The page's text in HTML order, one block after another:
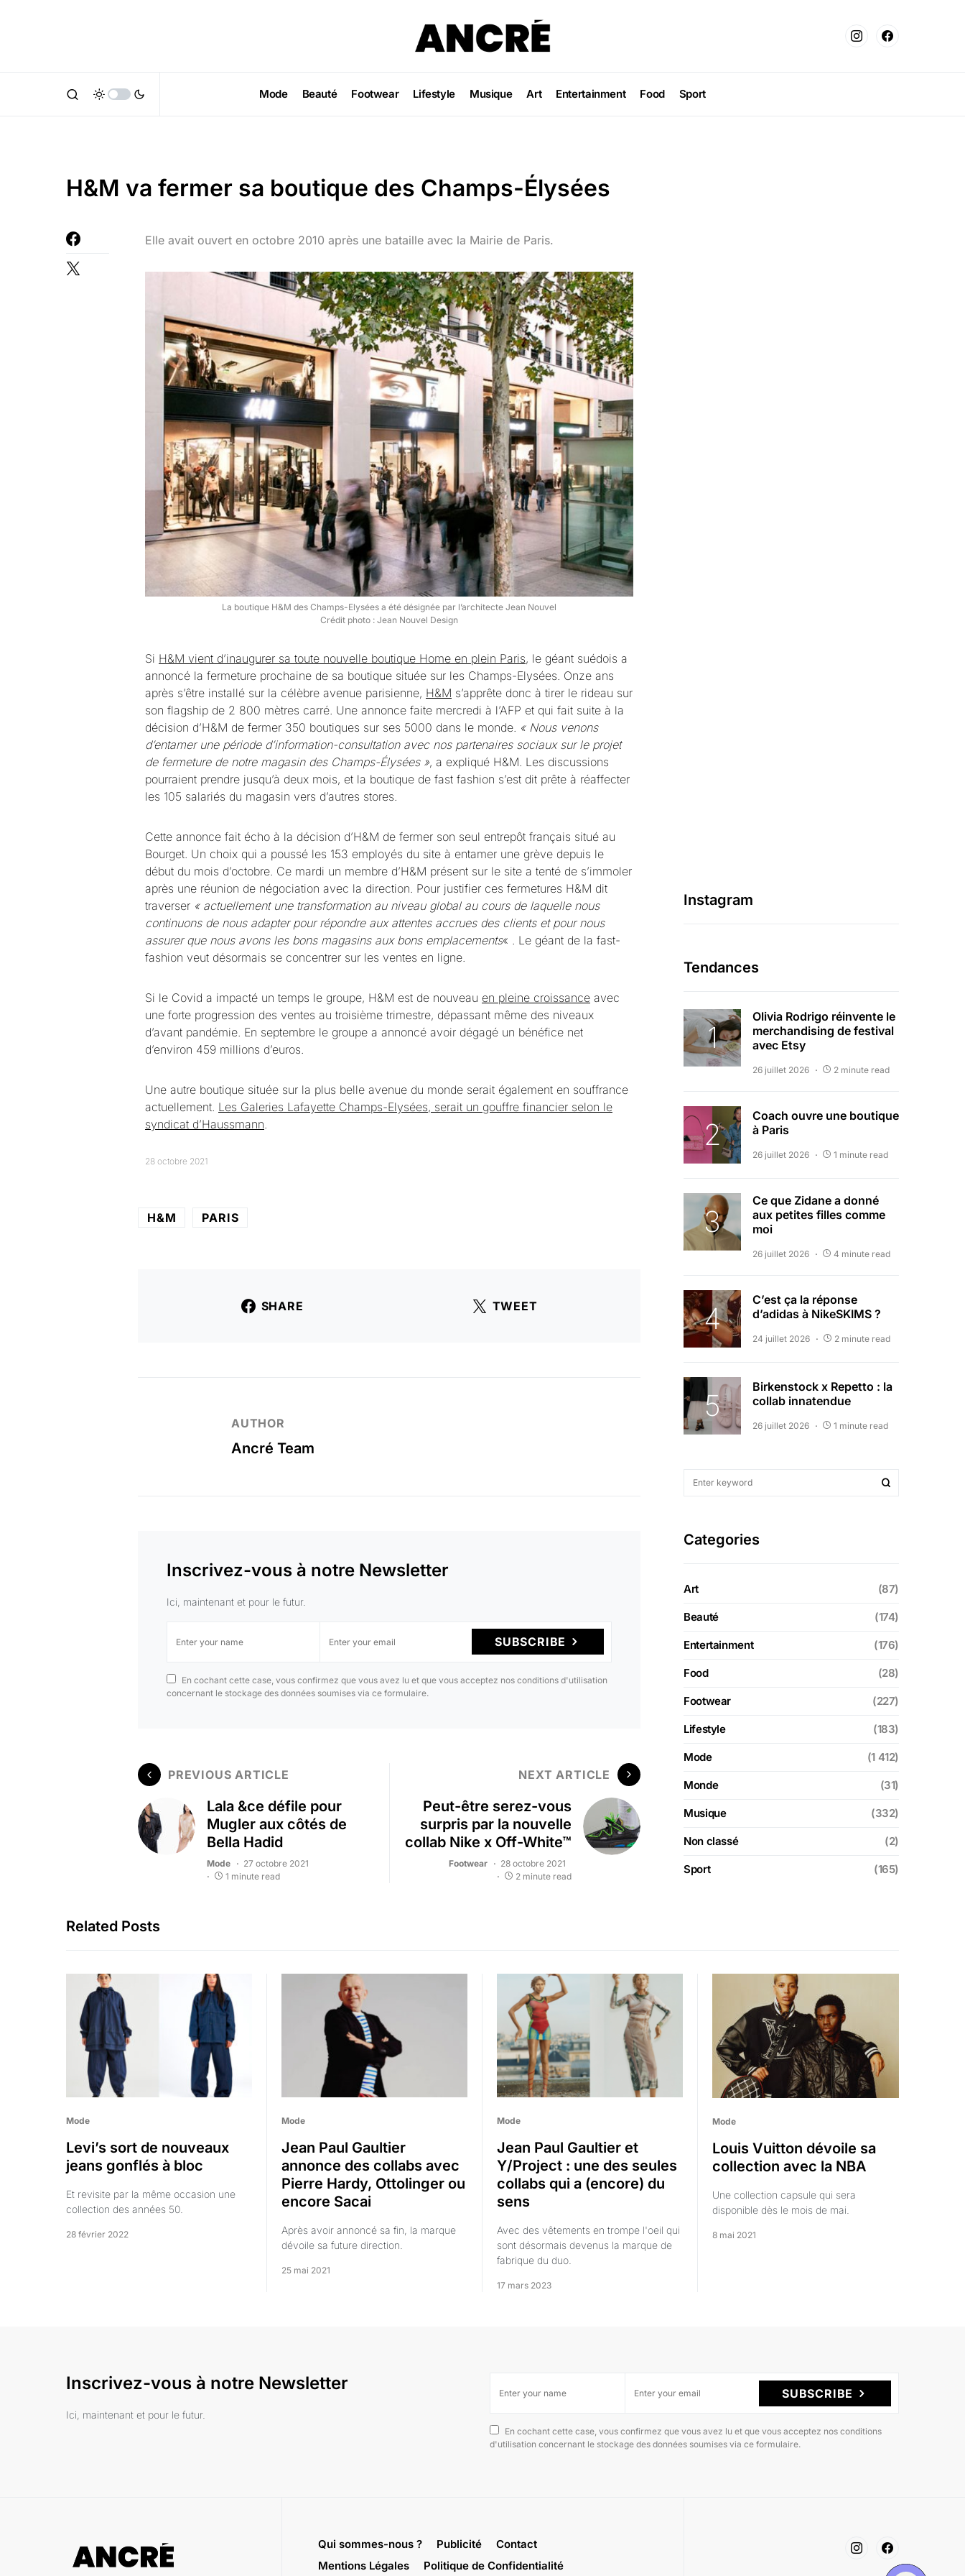
Mode Beauté Footwear Lifestyle Musique Art Entertainment Food Sport
H&M va fermer sa boutique des Champs-Élysées
Elle avait ouvert en octobre 2010 après une bataille avec la Mairie de Paris.
La boutique H&M des Champs-Elysées a été désignée par l’architecte Jean Nouvel
Crédit photo : Jean Nouvel Design
Si H&M vient d’inaugurer sa toute nouvelle boutique Home en plein Paris, le géant suédois a
annoncé la fermeture prochaine de sa boutique située sur les Champs-Elysées. Onze ans
après s’être installé sur la célèbre avenue parisienne, H&M s’apprête donc à tirer le rideau sur
son flagship de 2 800 mètres carré. Une annonce faite mercredi à l’AFP et qui fait suite à la
décision d’H&M de fermer 350 boutiques sur ses 5000 dans le monde. « Nous venons
d’entamer une période d’information-consultation avec nos partenaires sociaux sur le projet
de fermeture de notre magasin des Champs-Élysées », a expliqué H&M. Les discussions
pourraient prendre jusqu’à deux mois, et la boutique de fast fashion s’est dit prête à réaffecter
les 105 salariés du magasin vers d’autres stores.
Cette annonce fait écho à la décision d’H&M de fermer son seul entrepôt français situé au
Bourget. Un choix qui a poussé les 153 employés du site à entamer une grève depuis le
début du mois d’octobre. Ce mardi un membre d’H&M présent sur le site a tenté de s’immoler
après une réunion de négociation avec la direction. Pour justifier ces fermetures H&M dit
traverser « actuellement une transformation au niveau global au cours de laquelle nous
continuons de nous adapter pour répondre aux attentes accrues des clients et pour nous
assurer que nous avons les bons magasins aux bons emplacements« . Le géant de la fast-
fashion veut désormais se concentrer sur les ventes en ligne.
Si le Covid a impacté un temps le groupe, H&M est de nouveau en pleine croissance avec
une forte progression des ventes au troisième trimestre, dépassant même des niveaux
d’avant pandémie. En septembre le groupe a annoncé avoir dégagé un bénéfice net
d’environ 459 millions d’euros.
Une autre boutique située sur la plus belle avenue du monde serait également en souffrance
actuellement. Les Galeries Lafayette Champs-Elysées, serait un gouffre financier selon le
syndicat d’Haussmann
28 octobre 2021
H&M PARIS
SHARE TWEET
AUTHOR
Ancré Team
Inscrivez-vous à notre Newsletter
Ici, maintenant et pour le futur.
SUBSCRIBE
En cochant cette case, vous confirmez que vous avez lu et que vous acceptez nos conditions d'utilisation
concernant le stockage des données soumises via ce formulaire.
PREVIOUS ARTICLE
Lala &ce défile pour
Mugler aux côtés de
Bella Hadid
Mode
27 octobre 2021
1 minute read
NEXT ARTICLE
Peut-être serez-vous
surpris par la nouvelle
collab Nike x Off-White™
Footwear
28 octobre 2021
2 minute read
Instagram
Tendances
Olivia Rodrigo réinvente le
merchandising de festival
avec Etsy
26 juillet 2026 2 minute read
Coach ouvre une boutique
à Paris
26 juillet 2026 1 minute read
Ce que Zidane a donné
aux petites filles comme
moi
26 juillet 2026 4 minute read
C’est ça la réponse
d’adidas à NikeSKIMS ?
24 juillet 2026 2 minute read
Birkenstock x Repetto : la
collab innatendue
26 juillet 2026 1 minute read
Categories
Art (87)
Beauté (174)
Entertainment (176)
Food (28)
Footwear (227)
Lifestyle (183)
Mode (1 412)
Monde (31)
Musique (332)
Non classé (2)
Sport (165)
Related Posts
Mode
Levi’s sort de nouveaux
jeans gonflés à bloc
Et revisite par la même occasion une
collection des années 50.
28 février 2022
Mode
Jean Paul Gaultier
annonce des collabs avec
Pierre Hardy, Ottolinger ou
encore Sacai
Après avoir annoncé sa fin, la marque
dévoile sa future direction.
25 mai 2021
Mode
Jean Paul Gaultier et
Y/Project : une des seules
collabs qui a (encore) du
sens
Avec des vêtements en trompe l'oeil qui
sont désormais devenus la marque de
fabrique du duo.
17 mars 2023
Mode
Louis Vuitton dévoile sa
collection avec la NBA
Une collection capsule qui sera
disponible dès le mois de mai.
8 mai 2021
Inscrivez-vous à notre Newsletter
Ici, maintenant et pour le futur.
SUBSCRIBE
En cochant cette case, vous confirmez que vous avez lu et que vous acceptez nos conditions
d'utilisation concernant le stockage des données soumises via ce formulaire.
Qui sommes-nous ? Publicité
Contact
Mentions Légales
Politique de Confidentialité